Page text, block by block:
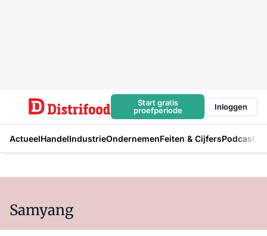
Start gratis
proefperiode
Inloggen
ActueelHandelIndustrieOndernemenFeiten & CijfersPodcast
Samyang